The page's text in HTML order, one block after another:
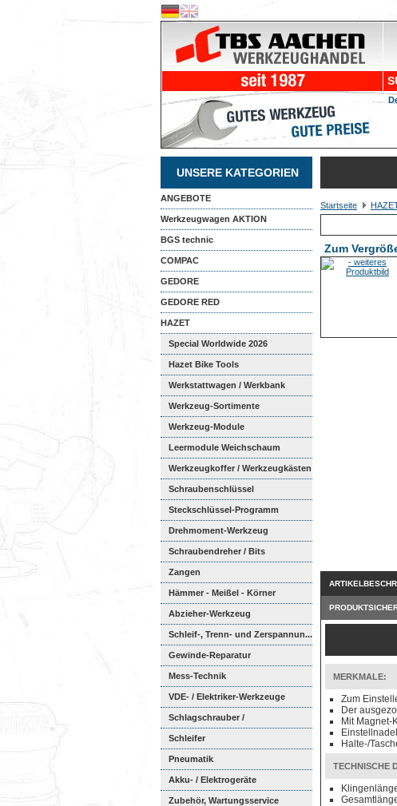
UNSERE KATEGORIEN
ANGEBOTE
Werkzeugwagen AKTION
BGS technic
COMPAC
GEDORE
GEDORE RED
HAZET
Special Worldwide 2026
Hazet Bike Tools
Werkstattwagen / Werkbank
Werkzeug-Sortimente
Werkzeug-Module
Weichschaumeinl...
Leermodule Weichschaum
Werkzeugkoffer / Werkzeugkästen
Schraubenschlüssel
Steckschlüssel-Programm
Drehmoment-Werkzeug
Schraubendreher / Bits
Zangen
Hämmer - Meißel - Körner
Abzieher-Werkzeug
Schleif-, Trenn- und Zerspannun...
Gewinde-Reparatur
Mess-Technik
VDE- / Elektriker-Werkzeuge
Schlagschrauber /
Ratschenschra...
Schleifer
Pneumatik
Akku- / Elektrogeräte
Zubehör, Wartungsservice
Startseite
Zum
MERKMALE:
Zum
Der
Mit Magnet-
Halte-/
TECHNISCHE